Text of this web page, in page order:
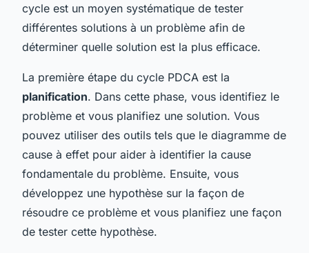
cycle est un moyen systématique de tester
différentes solutions à un problème afin de
déterminer quelle solution est la plus efficace.
La première étape du cycle PDCA est la
planification. Dans cette phase, vous identifiez le
problème et vous planifiez une solution. Vous
pouvez utiliser des outils tels que le diagramme de
cause à effet pour aider à identifier la cause
fondamentale du problème. Ensuite, vous
développez une hypothèse sur la façon de
résoudre ce problème et vous planifiez une façon
de tester cette hypothèse.